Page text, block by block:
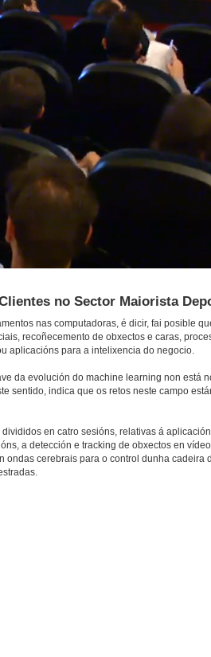
no Sector Maiorista
nas computadoras, é dicir, fai posible
recoñecemento de obxectos e caras,
aplicacións para a intelixencia do negocio.
da evolución do machine learning non está
sentido, indica que os retos neste campo
en catro sesións, relativas á
a detección e tracking de obxectos en
cerebrais para o control dunha cadeira